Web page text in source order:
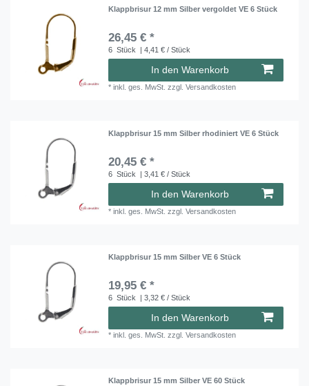
Klappbrisur 12 mm Silber vergoldet VE 6 Stück
26,45 € *
6 Stück | 4,41 € / Stück
In den Warenkorb
*inkl. ges. MwSt. zzgl.Versandkosten
Klappbrisur 15 mm Silber rhodiniert VE 6 Stück
20,45 € *
6 Stück | 3,41 € / Stück
In den Warenkorb
*inkl. ges. MwSt. zzgl.Versandkosten
Klappbrisur 15 mm Silber VE 6 Stück
19,95 € *
6 Stück | 3,32 € / Stück
In den Warenkorb
*inkl. ges. MwSt. zzgl.Versandkosten
Klappbrisur 15 mm Silber VE 60 Stück